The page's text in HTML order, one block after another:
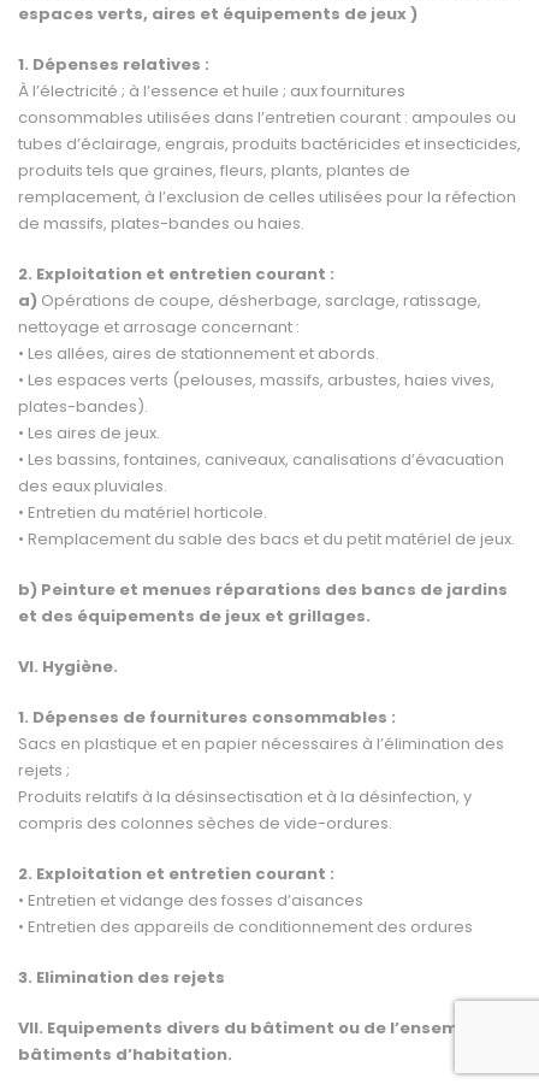
espaces verts, aires et équipements de jeux )
1. Dépenses relatives :
À l’électricité ; à l’essence et huile ; aux fournitures
consommables utilisées dans l’entretien courant : am­poules ou
tubes d’éclairage, engrais, produits bactéricides et insecticides,
produits tels que graines, fleurs, plants, plantes de
remplacement, à l’exclusion de celles utilisées pour la réfection
de massifs, plates-bandes ou haies.
2. Exploitation et entretien courant :
a) Opérations de coupe, désherbage, sarclage, ratissage,
nettoyage et arrosage concernant :
• Les allées, aires de stationnement et abords.
• Les espaces verts (pelouses, massifs, arbustes, haies vives,
plates-bandes).
• Les aires de jeux.
• Les bassins, fontaines, caniveaux, canalisations d’évacuation
des eaux pluviales.
• Entretien du matériel horticole.
• Remplacement du sable des bacs et du petit matériel de jeux.
b) Peinture et menues réparations des bancs de jardins
et des équipements de jeux et grillages.
VI. Hygiène.
1. Dépenses de fournitures consommables :
Sacs en plastique et en papier nécessaires à l’élimination des
rejets ;
Produits relatifs à la désinsectisation et à la désinfection, y
compris des colonnes sèches de vide-ordures.
2. Exploitation et entretien courant :
• Entretien et vidange des fosses d’aisances
• Entretien des appareils de conditionnement des ordures
3. Elimination des rejets
VII. Equipements divers du bâtiment ou de l’ensemble de
bâtiments d’habitation.